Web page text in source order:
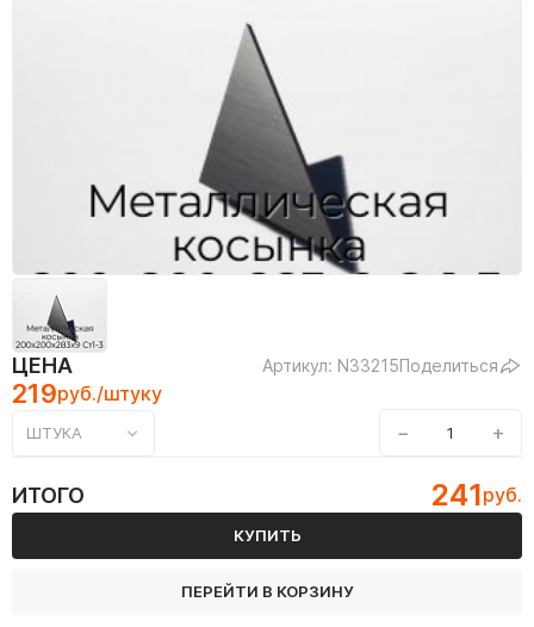
ЦЕНА Артикул: N33215Поделиться
219руб./штуку
ШТУКА − +
ИТОГО 241руб.
КУПИТЬ
ПЕРЕЙТИ В КОРЗИНУ